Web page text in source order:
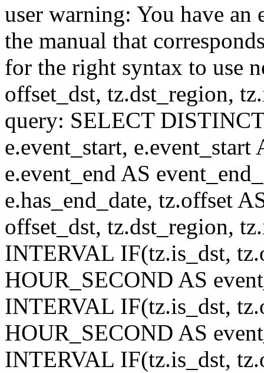
user warning: You have
the manual that
for the right syntax to use
offset_dst, tz.dst_region,
query: SELECT
e.event_start,
e.event_end AS
e.has_end_date, tz.offset
offset_dst, tz.dst_region,
INTERVAL IF(tz.is_dst,
HOUR_SECOND AS
INTERVAL IF(tz.is_dst,
HOUR_SECOND AS
INTERVAL IF(tz.is_dst,